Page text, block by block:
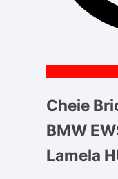
Cheie
BMW
Lamela